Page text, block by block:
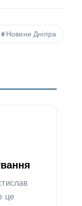
Новини Дніпра
це